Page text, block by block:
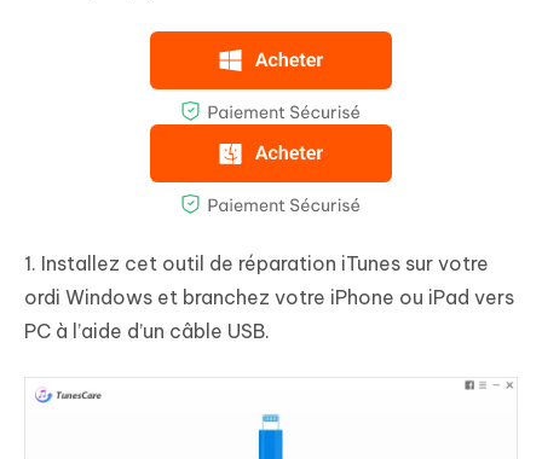
1. Installez cet outil de réparation iTunes sur votre
ordi Windows et branchez votre iPhone ou iPad vers
PC à l’aide d’un câble USB.